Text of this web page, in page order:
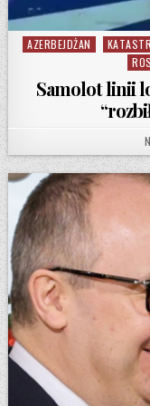
Posted in
AZERBEJDŻAN
Samolot linii